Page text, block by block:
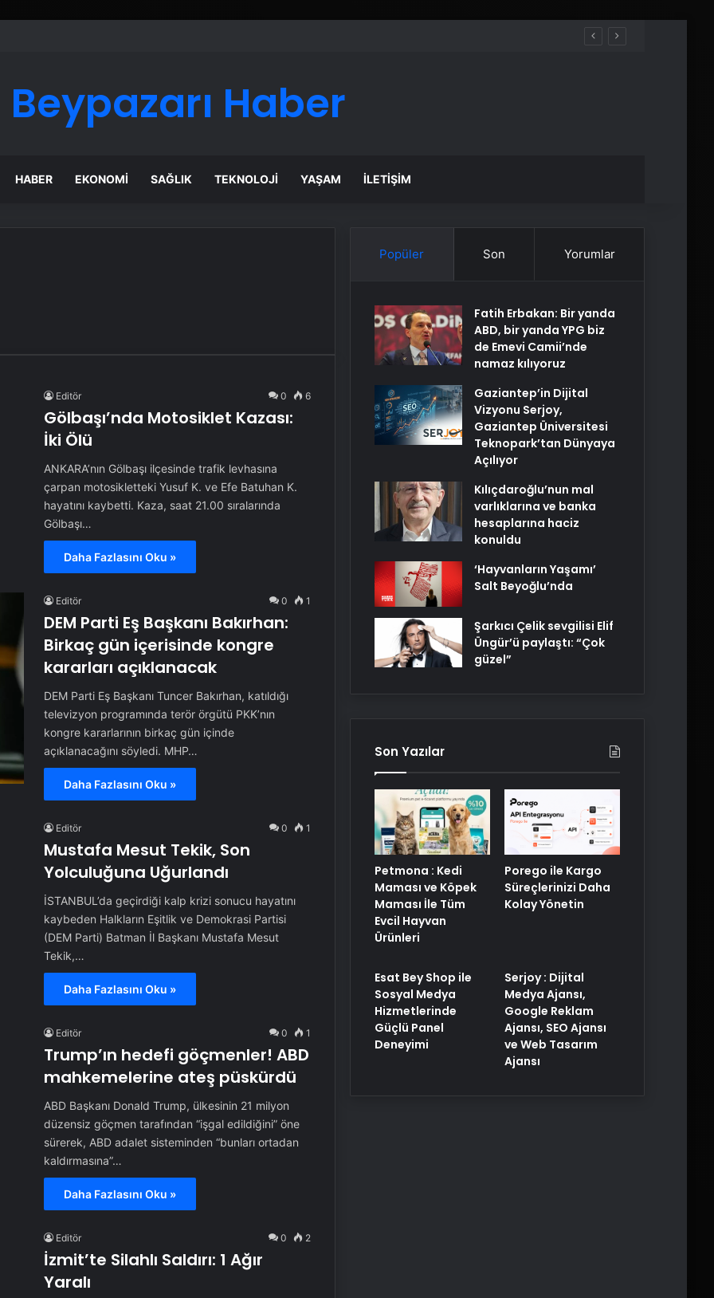
Beypazarı Haber
HABER EKONOMI SAĞLIK TEKNOLOJI YAŞAM İLETIŞIM
Editör 0 6
Gölbaşı’nda Motosiklet Kazası:
İki Ölü
ANKARA’nın Gölbaşı ilçesinde trafik levhasına
çarpan motosikletteki Yusuf K. ve Efe Batuhan K.
hayatını kaybetti. Kaza, saat 21.00 sıralarında
Gölbaşı…
Daha Fazlasını Oku »
Editör 0 1
DEM Parti Eş Başkanı Bakırhan:
Birkaç gün içerisinde kongre
kararları açıklanacak
DEM Parti Eş Başkanı Tuncer Bakırhan, katıldığı
televizyon programında terör örgütü PKK’nın
kongre kararlarının birkaç gün içinde
açıklanacağını söyledi. MHP…
Daha Fazlasını Oku »
Editör 0 1
Mustafa Mesut Tekik, Son
Yolculuğuna Uğurlandı
İSTANBUL’da geçirdiği kalp krizi sonucu hayatını
kaybeden Halkların Eşitlik ve Demokrasi Partisi
(DEM Parti) Batman İl Başkanı Mustafa Mesut
Tekik,…
Daha Fazlasını Oku »
Editör 0 1
Trump’ın hedefi göçmenler! ABD
mahkemelerine ateş püskürdü
ABD Başkanı Donald Trump, ülkesinin 21 milyon
düzensiz göçmen tarafından “işgal edildiğini” öne
sürerek, ABD adalet sisteminden “bunları ortadan
kaldırmasına”…
Daha Fazlasını Oku »
Editör 0 2
İzmit’te Silahlı Saldırı: 1 Ağır
Yaralı
Popüler Son Yorumlar
Fatih Erbakan: Bir yanda
ABD, bir yanda YPG biz
de Emevi Camii’nde
namaz kılıyoruz
Gaziantep’in Dijital
Vizyonu Serjoy,
Gaziantep Üniversitesi
Teknopark’tan Dünyaya
Açılıyor
Kılıçdaroğlu’nun mal
varlıklarına ve banka
hesaplarına haciz
konuldu
‘Hayvanların Yaşamı’
Salt Beyoğlu’nda
Şarkıcı Çelik sevgilisi Elif
Üngür’ü paylaştı: “Çok
güzel”
Son Yazılar
Petmona : Kedi
Maması ve Köpek
Maması İle Tüm
Evcil Hayvan
Ürünleri
Porego ile Kargo
Süreçlerinizi Daha
Kolay Yönetin
Esat Bey Shop ile
Sosyal Medya
Hizmetlerinde
Güçlü Panel
Deneyimi
Serjoy : Dijital
Medya Ajansı,
Google Reklam
Ajansı, SEO Ajansı
ve Web Tasarım
Ajansı